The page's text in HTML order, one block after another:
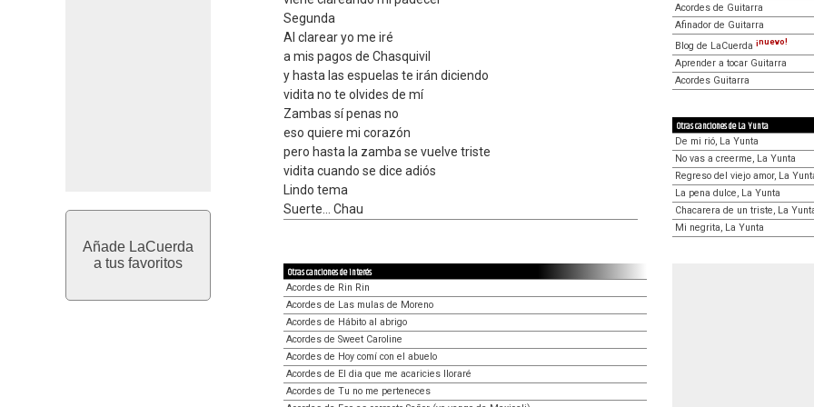
Añade LaCuerda
a tus favoritos
Segunda
Al clarear yo me iré
a mis pagos de Chasquivil
y hasta las espuelas te irán diciendo
vidita no te olvides de mí
Zambas sí penas no
eso quiere mi corazón
pero hasta la zamba se vuelve triste
vidita cuando se dice adiós
Lindo tema
Suerte... Chau
Acordes de Guitarra
Afinador de Guitarra
Blog de LaCuerda ¡nuevo!
Aprender a tocar Guitarra
Acordes Guitarra
Otras canciones de La Yunta
De mi rió, La Yunta
No vas a creerme, La Yunta
Regreso del viejo amor, La
La pena dulce, La Yunta
Chacarera de un triste, La
Mi negrita, La Yunta
Otras canciones de interés
Acordes de Rin Rin
Acordes de Las mulas de Moreno
Acordes de Hábito al abrigo
Acordes de Sweet Caroline
Acordes de Hoy comí con el abuelo
Acordes de El dia que me acaricies lloraré
Acordes de Tu no me perteneces